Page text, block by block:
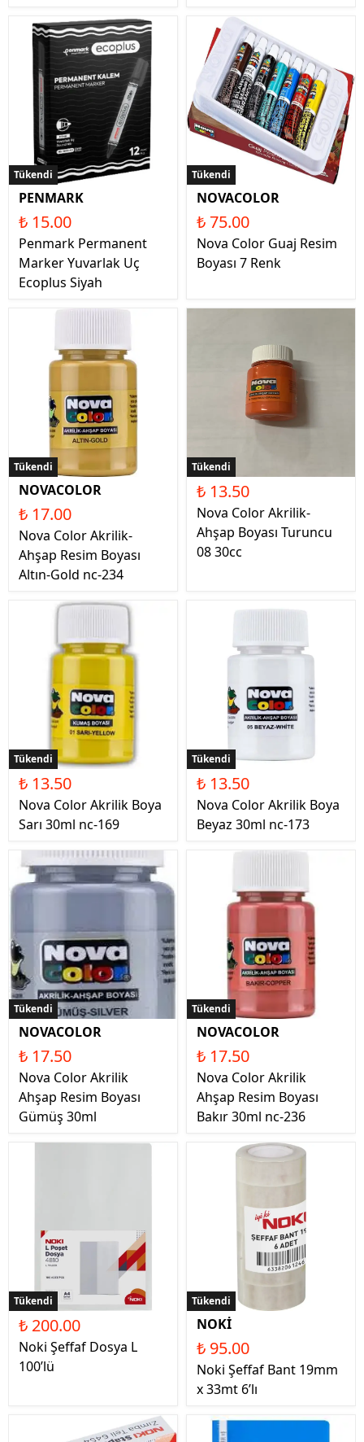
Tükendi
PENMARK
₺ 15.00
Penmark Permanent
Marker Yuvarlak Uç
Ecoplus Siyah
Tükendi
NOVACOLOR
₺ 75.00
Nova Color Guaj Resim
Boyası 7 Renk
Tükendi
NOVACOLOR
₺ 17.00
Nova Color Akrilik-
Ahşap Resim Boyası
Altın-Gold nc-234
Tükendi
₺ 13.50
Nova Color Akrilik-
Ahşap Boyası Turuncu
08 30cc
Tükendi
₺ 13.50
Nova Color Akrilik Boya
Sarı 30ml nc-169
Tükendi
₺ 13.50
Nova Color Akrilik Boya
Beyaz 30ml nc-173
Tükendi
NOVACOLOR
₺ 17.50
Nova Color Akrilik
Ahşap Resim Boyası
Gümüş 30ml
Tükendi
NOVACOLOR
₺ 17.50
Nova Color Akrilik
Ahşap Resim Boyası
Bakır 30ml nc-236
Tükendi
₺ 200.00
Noki Şeffaf Dosya L
100’lü
Tükendi
NOKİ
₺ 95.00
Noki Şeffaf Bant 19mm
x 33mt 6’lı